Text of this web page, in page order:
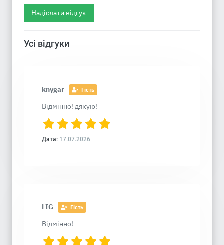
Надіслати відгук
Усі відгуки
knygar Гість
Відмінно! дякую!
Дата: 17.07.2026
LIG Гість
Відмінно!